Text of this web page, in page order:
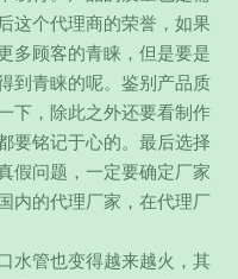
这个代理商的荣誉，如果
多顾客的青睐，但是要是
到青睐的呢。鉴别产品质
下，除此之外还要看制作
要铭记于心的。最后选择
假问题，一定要确定厂家
内的代理厂家，在代理厂
水管也变得越来越火，其